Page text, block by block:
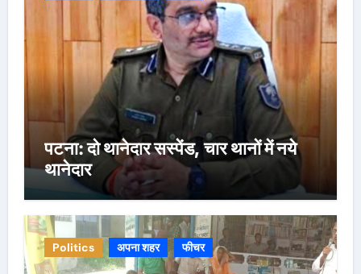
पटना: दो थानेदार सस्पेंड, चार थानों में नये
थानेदार
Politics अपना शहर फीचर